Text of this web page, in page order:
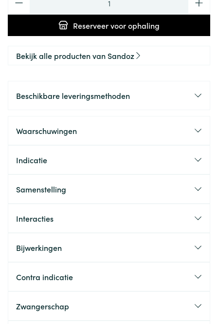
Reserveervoor ophaling
Bekijk alle producten van Sandoz
Beschikbare leveringsmethoden
Waarschuwingen
Indicatie
Samenstelling
Interacties
Bijwerkingen
Contra indicatie
Zwangerschap